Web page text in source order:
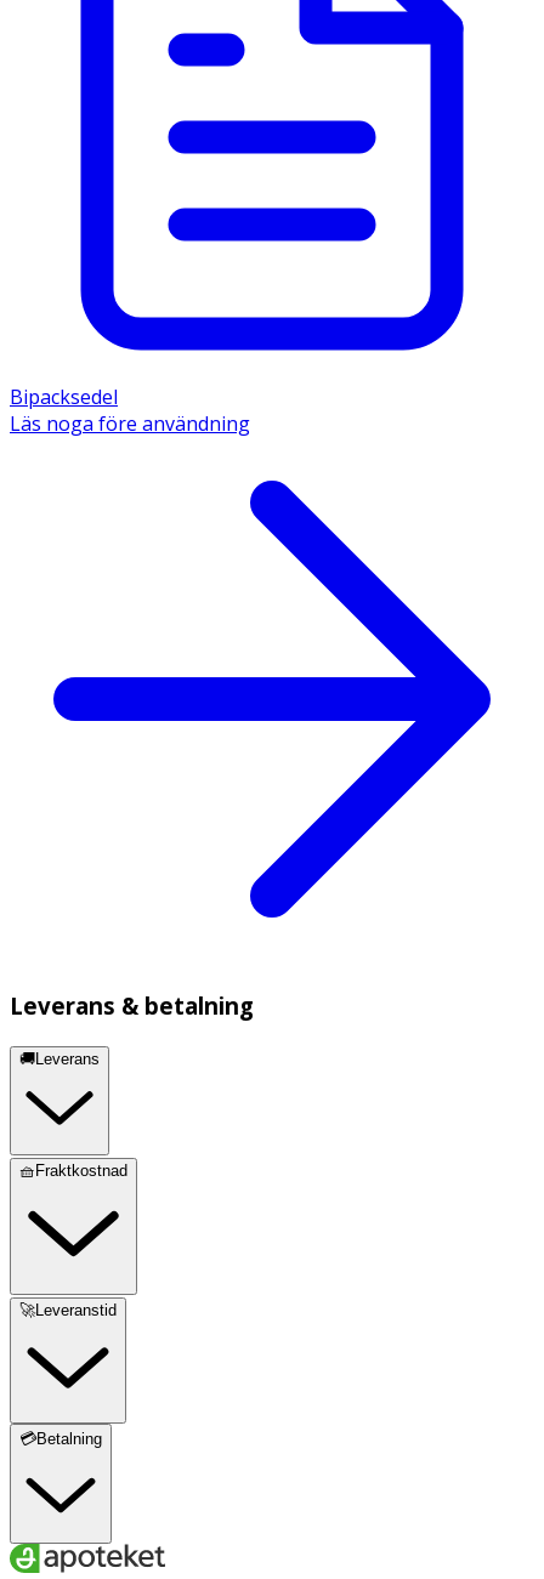
Bipacksedel
Läs noga före användning
Leverans & betalning
🚚Leverans
🧺Fraktkostnad
🚀Leveranstid
💳Betalning